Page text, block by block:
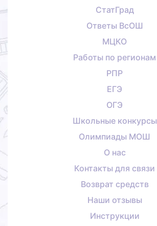
СтатГрад
Ответы ВсОШ
МЦКО
Работы по регионам
РПР
ЕГЭ
ОГЭ
Школьные конкурсы
Олимпиады МОШ
О нас
Контакты для связи
Возврат средств
Наши отзывы
Инструкции